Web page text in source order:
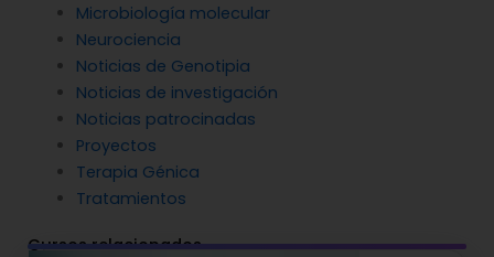
Microbiología molecular
Neurociencia
Noticias de Genotipia
Noticias de investigación
Noticias patrocinadas
Proyectos
Terapia Génica
Tratamientos
Cursos relacionados